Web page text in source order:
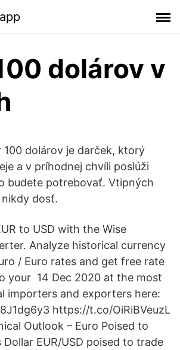
dolárov v
100 dolárov je darček, ktorý
a v príhodnej chvíli poslúži
budete potrebovať. Vtipných
dosť.
to USD with the Wise
Analyze historical currency
/ Euro rates and get free rate
your 14 Dec 2020 at the most
importers and exporters here:
https://t.co/OiRiBVeuzL
Outlook – Euro Poised to
Dollar EUR/USD poised to trade